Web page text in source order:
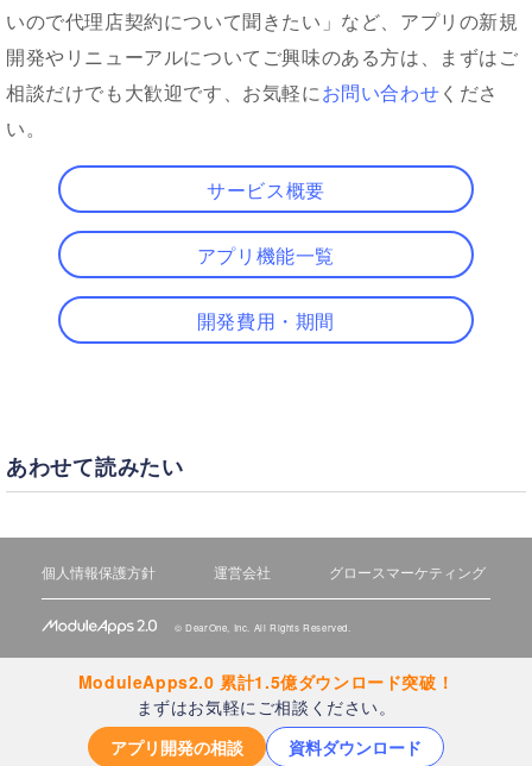
いので代理店契約について聞きたい」など、アプリの新規
開発やリニューアルについてご興味のある方は、まずはご
相談だけでも大歓迎です、お気軽にお問い合わせくださ
い。
サービス概要
アプリ機能一覧
開発費用・期間
あわせて読みたい
ModuleApps2.0 累計1.5億ダウンロード突破！
まずはお気軽にご相談ください。
アプリ開発の相談
資料ダウンロード
個人情報保護方針 運営会社 グロースマーケティング
©DearOne, Inc. All Rights Reserved.